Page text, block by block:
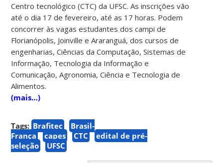
Centro tecnológico (CTC) da UFSC. As inscrições vão
até o dia 17 de fevereiro, até as 17 horas. Podem
concorrer às vagas estudantes dos campi de
Florianópolis, Joinville e Araranguá, dos cursos de
engenharias, Ciências da Computação, Sistemas de
Informação, Tecnologia da Informação e
Comunicação, Agronomia, Ciência e Tecnologia de
Alimentos.
(mais…)
Tags: Brafitec
Brasil-
França
capes CTC
edital de pré-
seleção
UFSC